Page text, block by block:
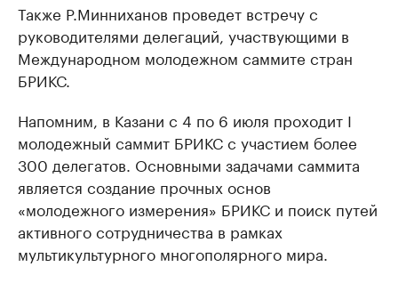
Также Р.Минниханов проведет встречу с
руководителями делегаций, участвующими в
Международном молодежном саммите стран
БРИКС.
Напомним, в Казани с 4 по 6 июля проходит I
молодежный саммит БРИКС с участием более
300 делегатов. Основными задачами саммита
является создание прочных основ
«молодежного измерения» БРИКС и поиск путей
активного сотрудничества в рамках
мультикультурного многополярного мира.